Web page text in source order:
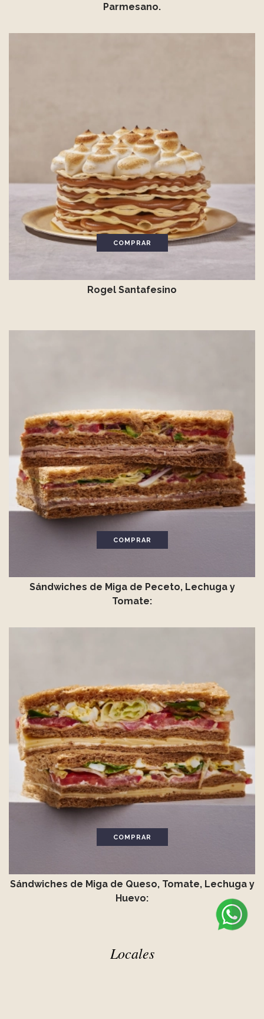
Parmesano.
COMPRAR
Rogel Santafesino
COMPRAR
Sándwiches de Miga de Peceto, Lechuga y
Tomate:
COMPRAR
Sándwiches de Miga de Queso, Tomate, Lechuga y
Huevo:
Locales